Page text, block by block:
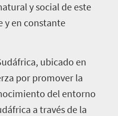
y social de este
y en constante
ubicado en
por promover la
del entorno
a través de la